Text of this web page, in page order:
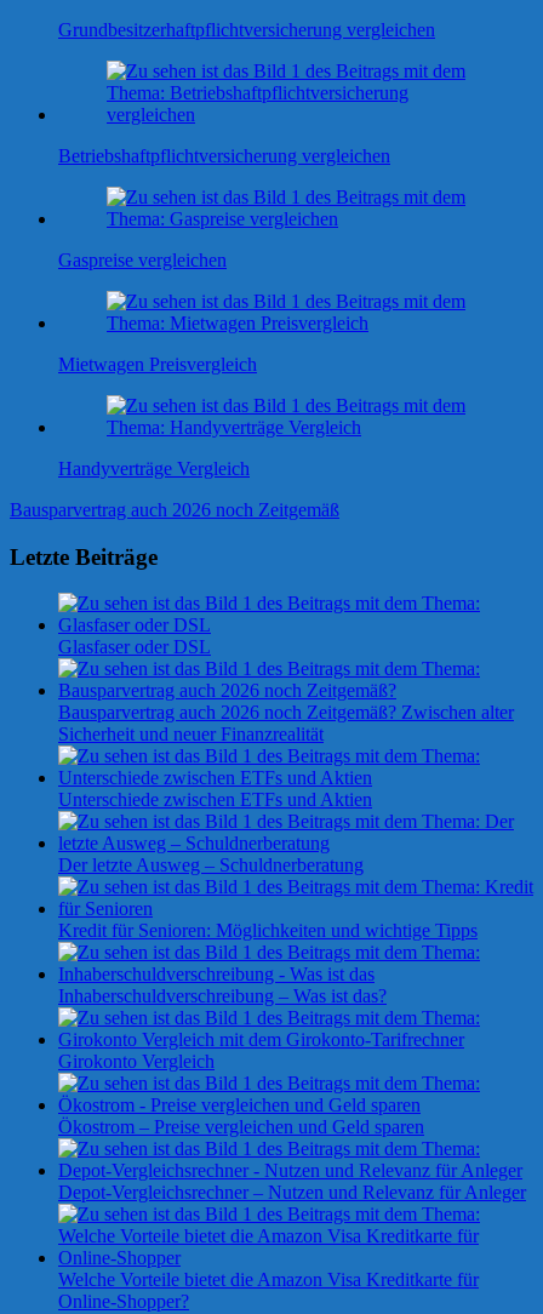
Grundbesitzerhaftpflichtversicherung vergleichen
Betriebshaftpflichtversicherung vergleichen
Gaspreise vergleichen
Mietwagen Preisvergleich
Handyverträge Vergleich
Beitragsnavigation
Vorheriger
Bausparvertrag auch 2026 noch Zeitgemäß
Letzte Beiträge
Glasfaser oder DSL
Bausparvertrag auch 2026 noch Zeitgemäß? Zwischen alter
Sicherheit und neuer Finanzrealität
Unterschiede zwischen ETFs und Aktien
Der letzte Ausweg – Schuldnerberatung
Kredit für Senioren: Möglichkeiten und wichtige Tipps
Inhaberschuldverschreibung – Was ist das?
Girokonto Vergleich
Ökostrom – Preise vergleichen und Geld sparen
Depot-Vergleichsrechner – Nutzen und Relevanz für Anleger
Welche Vorteile bietet die Amazon Visa Kreditkarte für
Online-Shopper?